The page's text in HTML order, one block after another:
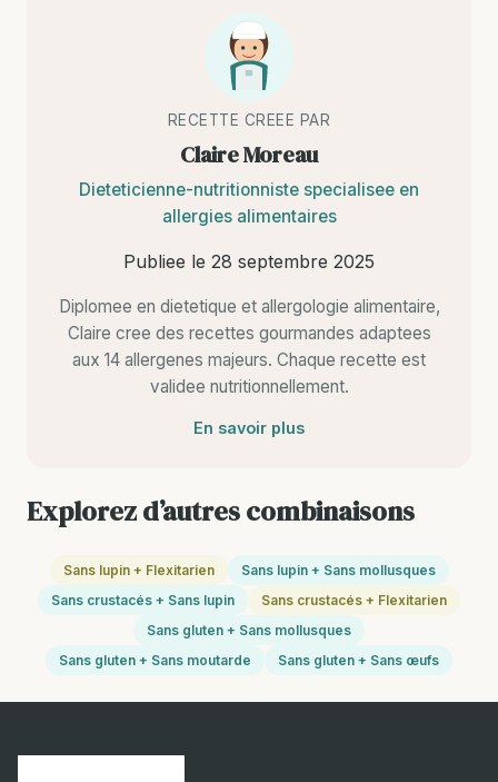
RECETTE CREEE PAR
Claire Moreau
Dieteticienne-nutritionniste specialisee en
allergies alimentaires
Publiee le 28 septembre 2025
Diplomee en dietetique et allergologie alimentaire,
Claire cree des recettes gourmandes adaptees
aux 14 allergenes majeurs. Chaque recette est
validee nutritionnellement.
En savoir plus
Explorez d’autres combinaisons
Sans lupin + Flexitarien
Sans lupin + Sans mollusques
Sans crustacés + Sans lupin
Sans crustacés + Flexitarien
Sans gluten + Sans mollusques
Sans gluten + Sans moutarde
Sans gluten + Sans œufs